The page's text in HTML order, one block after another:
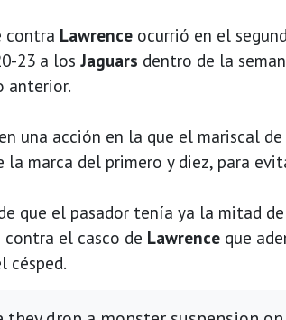
contra Lawrence ocurrió en el
23 a los Jaguars dentro de la
anterior.
una acción en la que el mariscal
la marca del primero y diez, para
que el pasador tenía ya la mitad
el casco de Lawrence que
césped.